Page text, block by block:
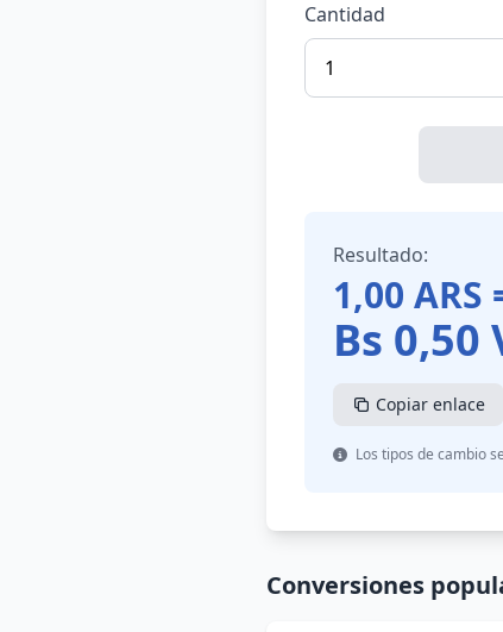
Cantidad
Resultado:
1,00 ARS
Bs 0,50
Copiar enlace
Los tipos de cambio
Conversiones